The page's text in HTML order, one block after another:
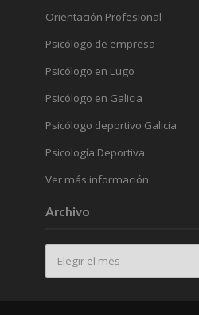
Orientación Profesional
Psicólogo de empresa
Psicólogo en Lugo
Psicólogo en Galicia
Psicólogo deportivo Galicia
Psicología Deportiva
Ver más información
Archivo
Archivo